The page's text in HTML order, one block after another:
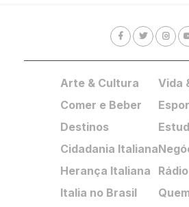
Arte & Cultura
Comer e Beber
Destinos
Cidadania Italiana
Herança Italiana
Italia no Brasil
Vida